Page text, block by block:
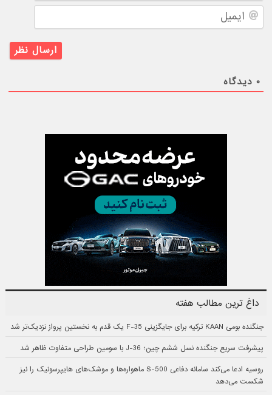
ایمیل
۰ دیدگاه
داغ ترین مطالب هفته
جنگنده بومی KAAN ترکیه برای جایگزینی F-35 یک قدم به نخستین پرواز نزدیک‌تر شد
پیشرفت سریع جنگنده نسل ششم چین؛ J-36 با سومین طراحی متفاوت ظاهر شد
روسیه ادعا می‌کند سامانه دفاعی S-500 ماهواره‌ها و موشک‌های هایپرسونیک را نیز
شکست می‌دهد